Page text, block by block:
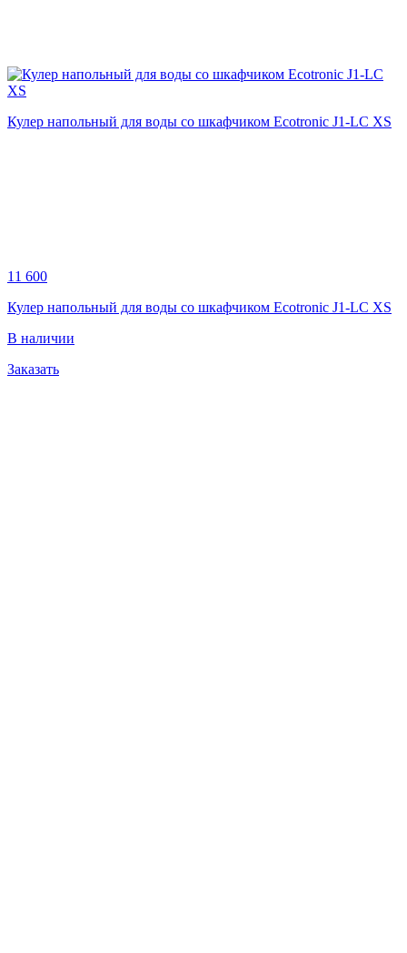
Кулер напольный для воды со шкафчиком Ecotronic J1-LC XS
11 600
Кулер напольный для воды со шкафчиком Ecotronic J1-LC XS
В наличии
Заказать